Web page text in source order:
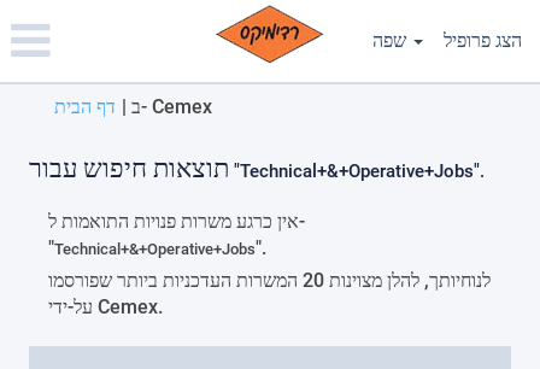
note:
This
website
includes
accessibility
system.
הצג פרופיל
דף הבית | ב- Cemex(דף
תוצאות חיפוש עבור "Technical+&+Operative+Jobs".
אין כרגע משרות פנויות התואמות ל-
"Technical+&+Operative+Jobs".
לנוחיותך, להלן מצוינות 20 המשרות העדכניות ביותר שפורסמו
על-ידי Cemex.